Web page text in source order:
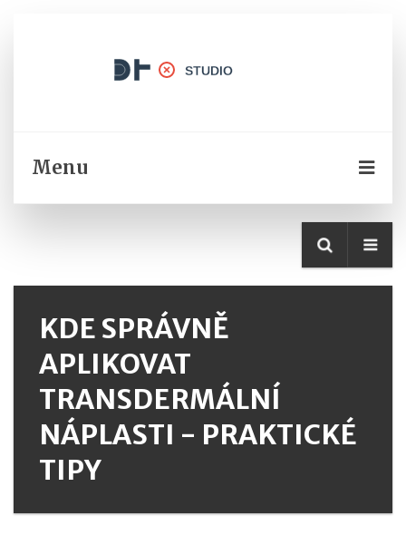
Menu
KDE SPRÁVNĚ
APLIKOVAT
TRANSDERMÁLNÍ
NÁPLASTI - PRAKTICKÉ
TIPY